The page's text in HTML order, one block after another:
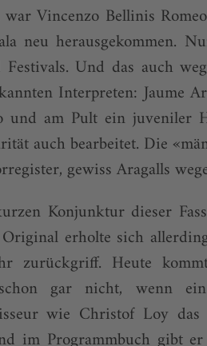
Vincenzo Bellinis
neu herausgekommen.
Und das auch
Interpreten: Jaume
und am Pult ein juveniler
auch bearbeitet. Die
gewiss Aragalls
Konjunktur dieser
Original erholte sich
zurückgriff. Heute
gar nicht, wenn
wie Christof Loy
im Programmbuch gibt